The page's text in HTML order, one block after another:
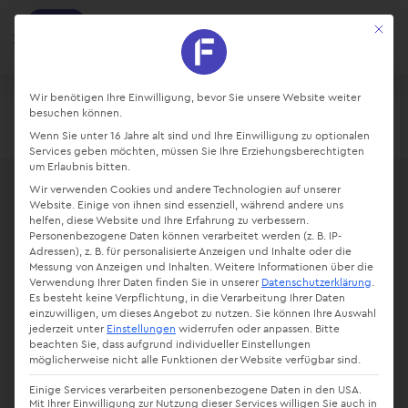
Projekte und Aufgaben managen
Kostenlos - Bei Google Play
Ansehen
Starte kostenlos
Mit
Datenschutz-Präferenz
Wir benötigen Ihre Einwilligung, bevor Sie unsere Website weiter
besuchen können.
Wenn Sie unter 16 Jahre alt sind und Ihre Einwilligung zu optionalen
Services geben möchten, müssen Sie Ihre Erziehungsberechtigten
um Erlaubnis bitten.
Wir verwenden Cookies und andere Technologien auf unserer
Website. Einige von ihnen sind essenziell, während andere uns
helfen, diese Website und Ihre Erfahrung zu verbessern.
Personenbezogene Daten können verarbeitet werden (z. B. IP-
Adressen), z. B. für personalisierte Anzeigen und Inhalte oder die
Messung von Anzeigen und Inhalten.Weitere Informationen über die
Verwendung Ihrer Daten finden Sie in unserer Datenschutzerklärung.
Es besteht keine Verpflichtung, in die Verarbeitung Ihrer Daten
einzuwilligen, um dieses Angebot zu nutzen. Sie können Ihre Auswahl
jederzeit unter Einstellungen widerrufen oder anpassen. Bitte
beachten Sie, dass aufgrund individueller Einstellungen
möglicherweise nicht alle Funktionen der Website verfügbar sind.
Einige Services verarbeiten personenbezogene Daten in den USA.
Mit Ihrer Einwilligung zur Nutzung dieser Services willigen Sie auch in